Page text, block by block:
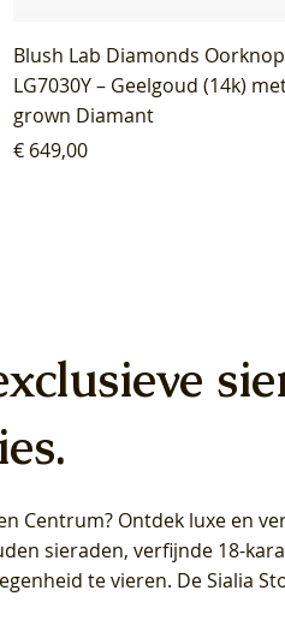
Blush Lab Diamonds
LG7030Y – Geelgoud (14k)
grown Diamant
Prijs
€ 649,00
Blush Lab Diamonds Ring
Geelgoud (14k) met Lab
Diamant
Blush Lab Diamonds
LG7027Y - Geelgoud (14k)
grown Diamant
Blush Lab Diamonds
LG7026Y - Geelgoud (14k)
grown Diamant
Centrum? Ontdek luxe en
sieraden, verfijnde 18-
te vieren. De Sialia